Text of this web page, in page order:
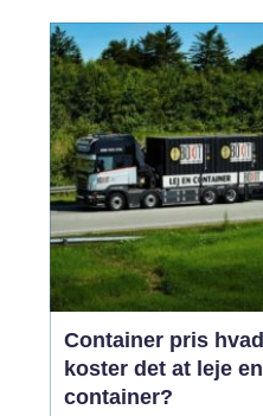
och klimatfrågan blir
mer påtaglig. I nacka
finns många hus med
olika förutsättningar,
från äldre villor med
direktverk...
Container pris hvad
koster det at leje en
container?